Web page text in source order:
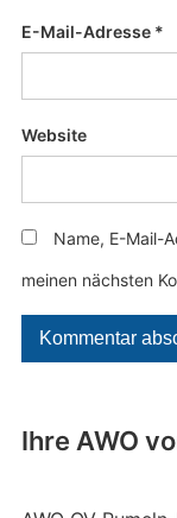
Ihre AWO
E-Mail-Adresse *
Website
Name, E-Mail-
meinen nächsten